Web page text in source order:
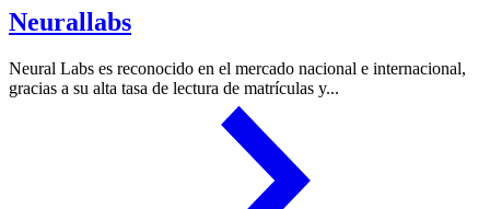
Neurallabs
Neural Labs es reconocido en el mercado nacional e internacional,
gracias a su alta tasa de lectura de matrículas y...